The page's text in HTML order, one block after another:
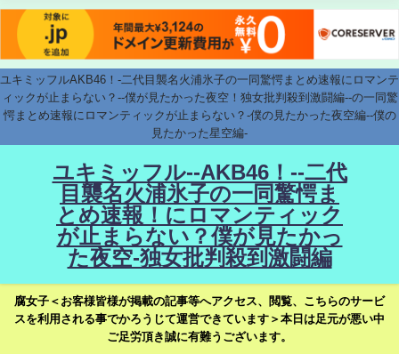
ユキミッフルAKB46！-二代目襲名火浦氷子の一同驚愕まとめ速報にロマンテ
ィックが止まらない？--僕が見たかった夜空！独女批判殺到激闘編--の一同驚
愕まとめ速報にロマンティックが止まらない？-僕の見たかった夜空編--僕の
見たかった星空編-
ユキミッフル--AKB46！--二代
目襲名火浦氷子の一同驚愕ま
とめ速報！にロマンティック
が止まらない？僕が見たかっ
た夜空-独女批判殺到激闘編
腐女子＜お客様皆様が掲載の記事等へアクセス、閲覧、こちらのサービ
スを利用される事でかろうじて運営できています＞本日は足元が悪い中
ご足労頂き誠に有難うございます。